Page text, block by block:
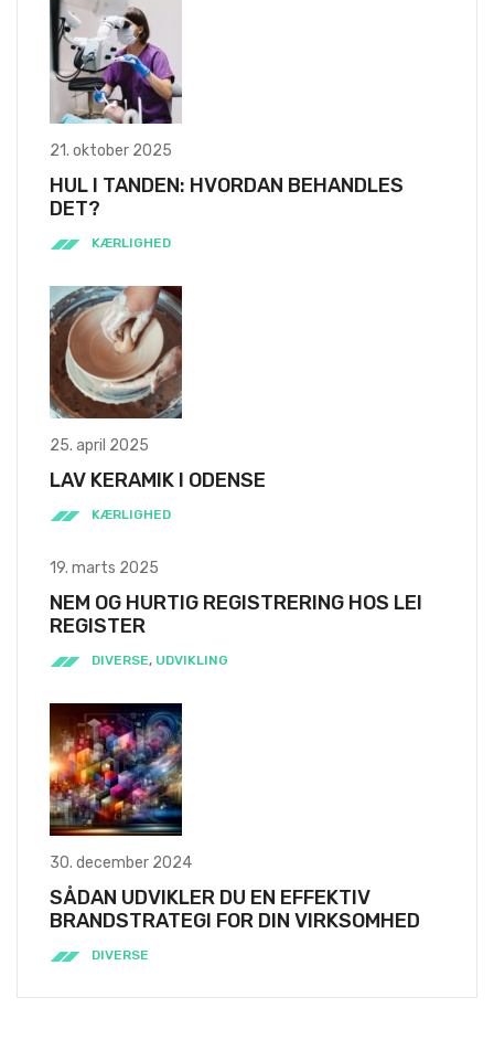
21. oktober 2025
HUL I TANDEN: HVORDAN BEHANDLES
DET?
KÆRLIGHED
25. april 2025
LAV KERAMIK I ODENSE
KÆRLIGHED
19. marts 2025
NEM OG HURTIG REGISTRERING HOS LEI
REGISTER
DIVERSE, UDVIKLING
30. december 2024
SÅDAN UDVIKLER DU EN EFFEKTIV
BRANDSTRATEGI FOR DIN VIRKSOMHED
DIVERSE